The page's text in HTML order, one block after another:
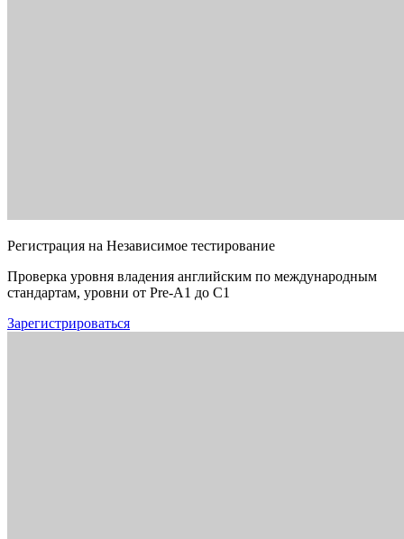
Регистрация на Независимое тестирование
Проверка уровня владения английским по международным
стандартам, уровни от Pre-A1 до C1
Зарегистрироваться